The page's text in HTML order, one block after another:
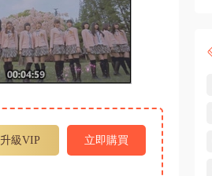
升級VIP 立即購買